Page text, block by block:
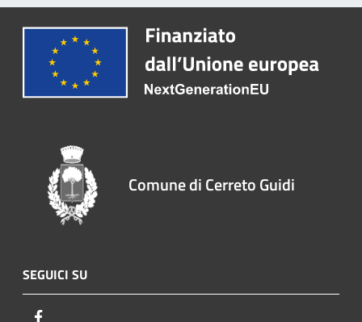
Comune di Cerreto Guidi
SEGUICI SU